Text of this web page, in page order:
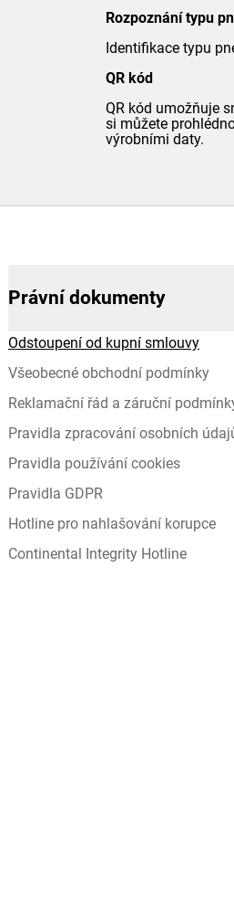
Rozpoznání typu
Identifikace typu
QR kód
QR kód umožňuje
si můžete
výrobními daty.
Právní dokumenty
Odstoupení od kupní smlouvy
Všeobecné obchodní podmínky
Reklamační řád a záruční
Pravidla zpracování osobních
Pravidla používání cookies
Pravidla GDPR
Hotline pro nahlašování korupce
Continental Integrity Hotline